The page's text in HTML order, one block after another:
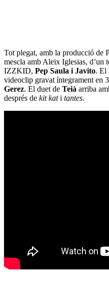
Tot plegat, amb la producció de
mescla amb Aleix Iglesias, d’un
IZZKID, Pep Saula i Javito. El
videoclip gravat íntegrament en
Gerez. El duet de Teià arriba
després de kit kati tantes.